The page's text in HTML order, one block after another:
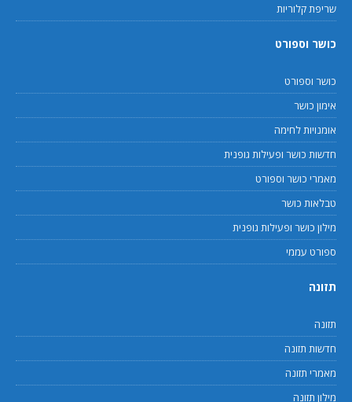
שריפת קלוריות
כושר וספורט
כושר וספורט
אימון כושר
אומנויות לחימה
חדשות כושר ופעילות גופנית
מאמרי כושר וספורט
טבלאות כושר
מילון כושר ופעילות גופנית
ספורט עממי
תזונה
תזונה
חדשות תזונה
מאמרי תזונה
מילון תזונה